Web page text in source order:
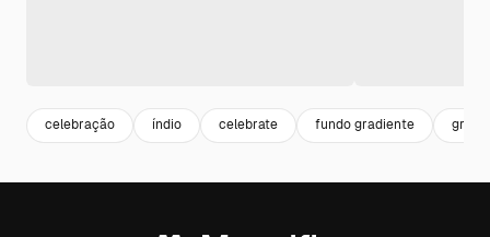
celebração índio celebrate fundo gradiente